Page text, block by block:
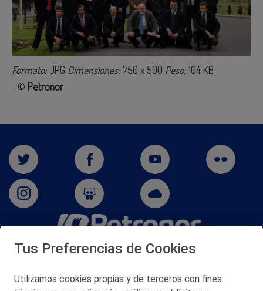
Formato: JPG Dimensiones: 750 x 500 Peso:104 KB
© Petronor
San Martín 5-Edificio Muñatones,
© 2026 Petronor S.A.
Tus Preferencias de Cookies
Utilizamos cookies propias y de terceros con fines